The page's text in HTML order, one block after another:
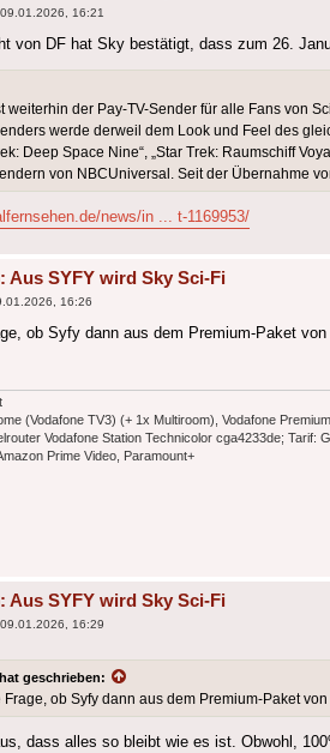
09.01.2026, 16:21
von DF hat Sky bestätigt, dass zum 26.
weiterhin der Pay-TV-Sender für alle Fans von
werde derweil dem Look und Feel des
Deep Space Nine“, „Star Trek: Raumschiff
von NBCUniversal. Seit der Übernahme
news/in ... t-1169953/
Aus SYFY wird Sky Sci-Fi
16:26
ob Syfy dann aus dem Premium-Paket
(Vodafone TV3) (+ 1x Multiroom), Vodafone
Vodafone Station Technicolor cga4233de; Tarif:
Prime Video, Paramount+
Aus SYFY wird Sky Sci-Fi
09.01.2026, 16:29
hat geschrieben:
ob Syfy dann aus dem Premium-Paket
dass alles so bleibt wie es ist. Obwohl,